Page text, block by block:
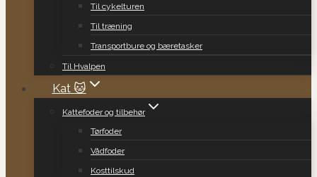
Til cykelturen
Til træning
Transportbure og bæretasker
Til Hvalpen
Kat 🐱
Kattefoder og tilbehør
Tørfoder
Vådfoder
Kosttilskud